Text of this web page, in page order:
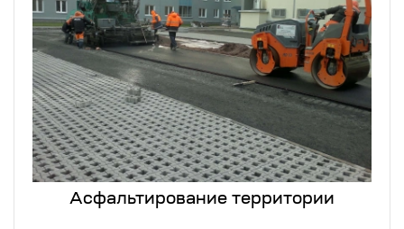
Асфальтирование территории